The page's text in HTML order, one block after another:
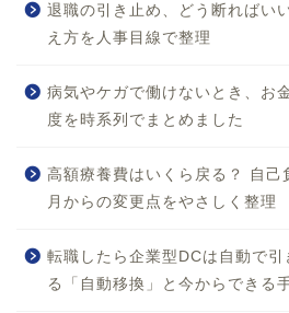
退職の引き止め、どう断ればい
え方を人事目線で整理
病気やケガで働けないとき、お
度を時系列でまとめました
高額療養費はいくら戻る？ 自
月からの変更点をやさしく整理
転職したら企業型DCは自動で
る「自動移換」と今からできる